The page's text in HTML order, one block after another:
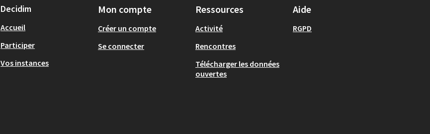
Decidim
Accueil
Participer
Vos instances
Mon compte
Créer un compte
Se connecter
Ressources
Activité
Rencontres
Télécharger les données
ouvertes
Aide
RGPD